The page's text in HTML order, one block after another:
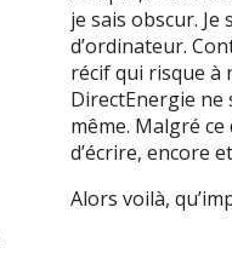
je sais obscur.
d’ordinateur.
récif qui risque à
DirectEnergie ne
même. Malgré
d’écrire, encore
Alors voilà,